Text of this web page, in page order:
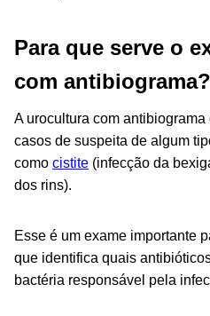
Para que serve o
com antibiograma?
A urocultura com
casos de suspeita de algum
como cistite (infecção da
dos rins).
Esse é um exame importante
que identifica quais
bactéria responsável pela